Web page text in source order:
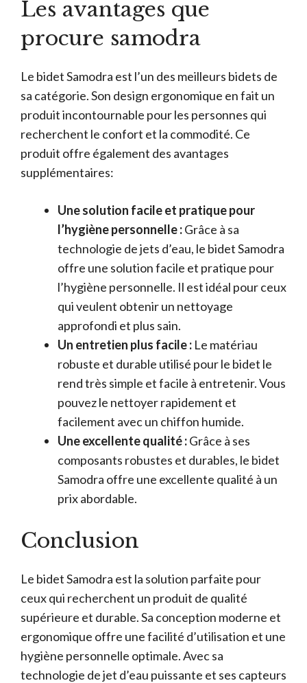
Les avantages que
procure samodra
Le bidet Samodra est l’un des meilleurs bidets de
sa catégorie. Son design ergonomique en fait un
produit incontournable pour les personnes qui
recherchent le confort et la commodité. Ce
produit offre également des avantages
supplémentaires:
Une solution facile et pratique pour
l’hygiène personnelle :Grâce à sa
technologie de jets d’eau, le bidet Samodra
offre une solution facile et pratique pour
l’hygiène personnelle. Il est idéal pour ceux
qui veulent obtenir un nettoyage
approfondi et plus sain.
Un entretien plus facile : Le matériau
robuste et durable utilisé pour le bidet le
rend très simple et facile à entretenir. Vous
pouvez le nettoyer rapidement et
facilement avec un chiffon humide.
Une excellente qualité :Grâce à ses
composants robustes et durables, le bidet
Samodra offre une excellente qualité à un
prix abordable.
Conclusion
Le bidet Samodra est la solution parfaite pour
ceux qui recherchent un produit de qualité
supérieure et durable. Sa conception moderne et
ergonomique offre une facilité d’utilisation et une
hygiène personnelle optimale. Avec sa
technologie de jet d’eau puissante et ses capteurs